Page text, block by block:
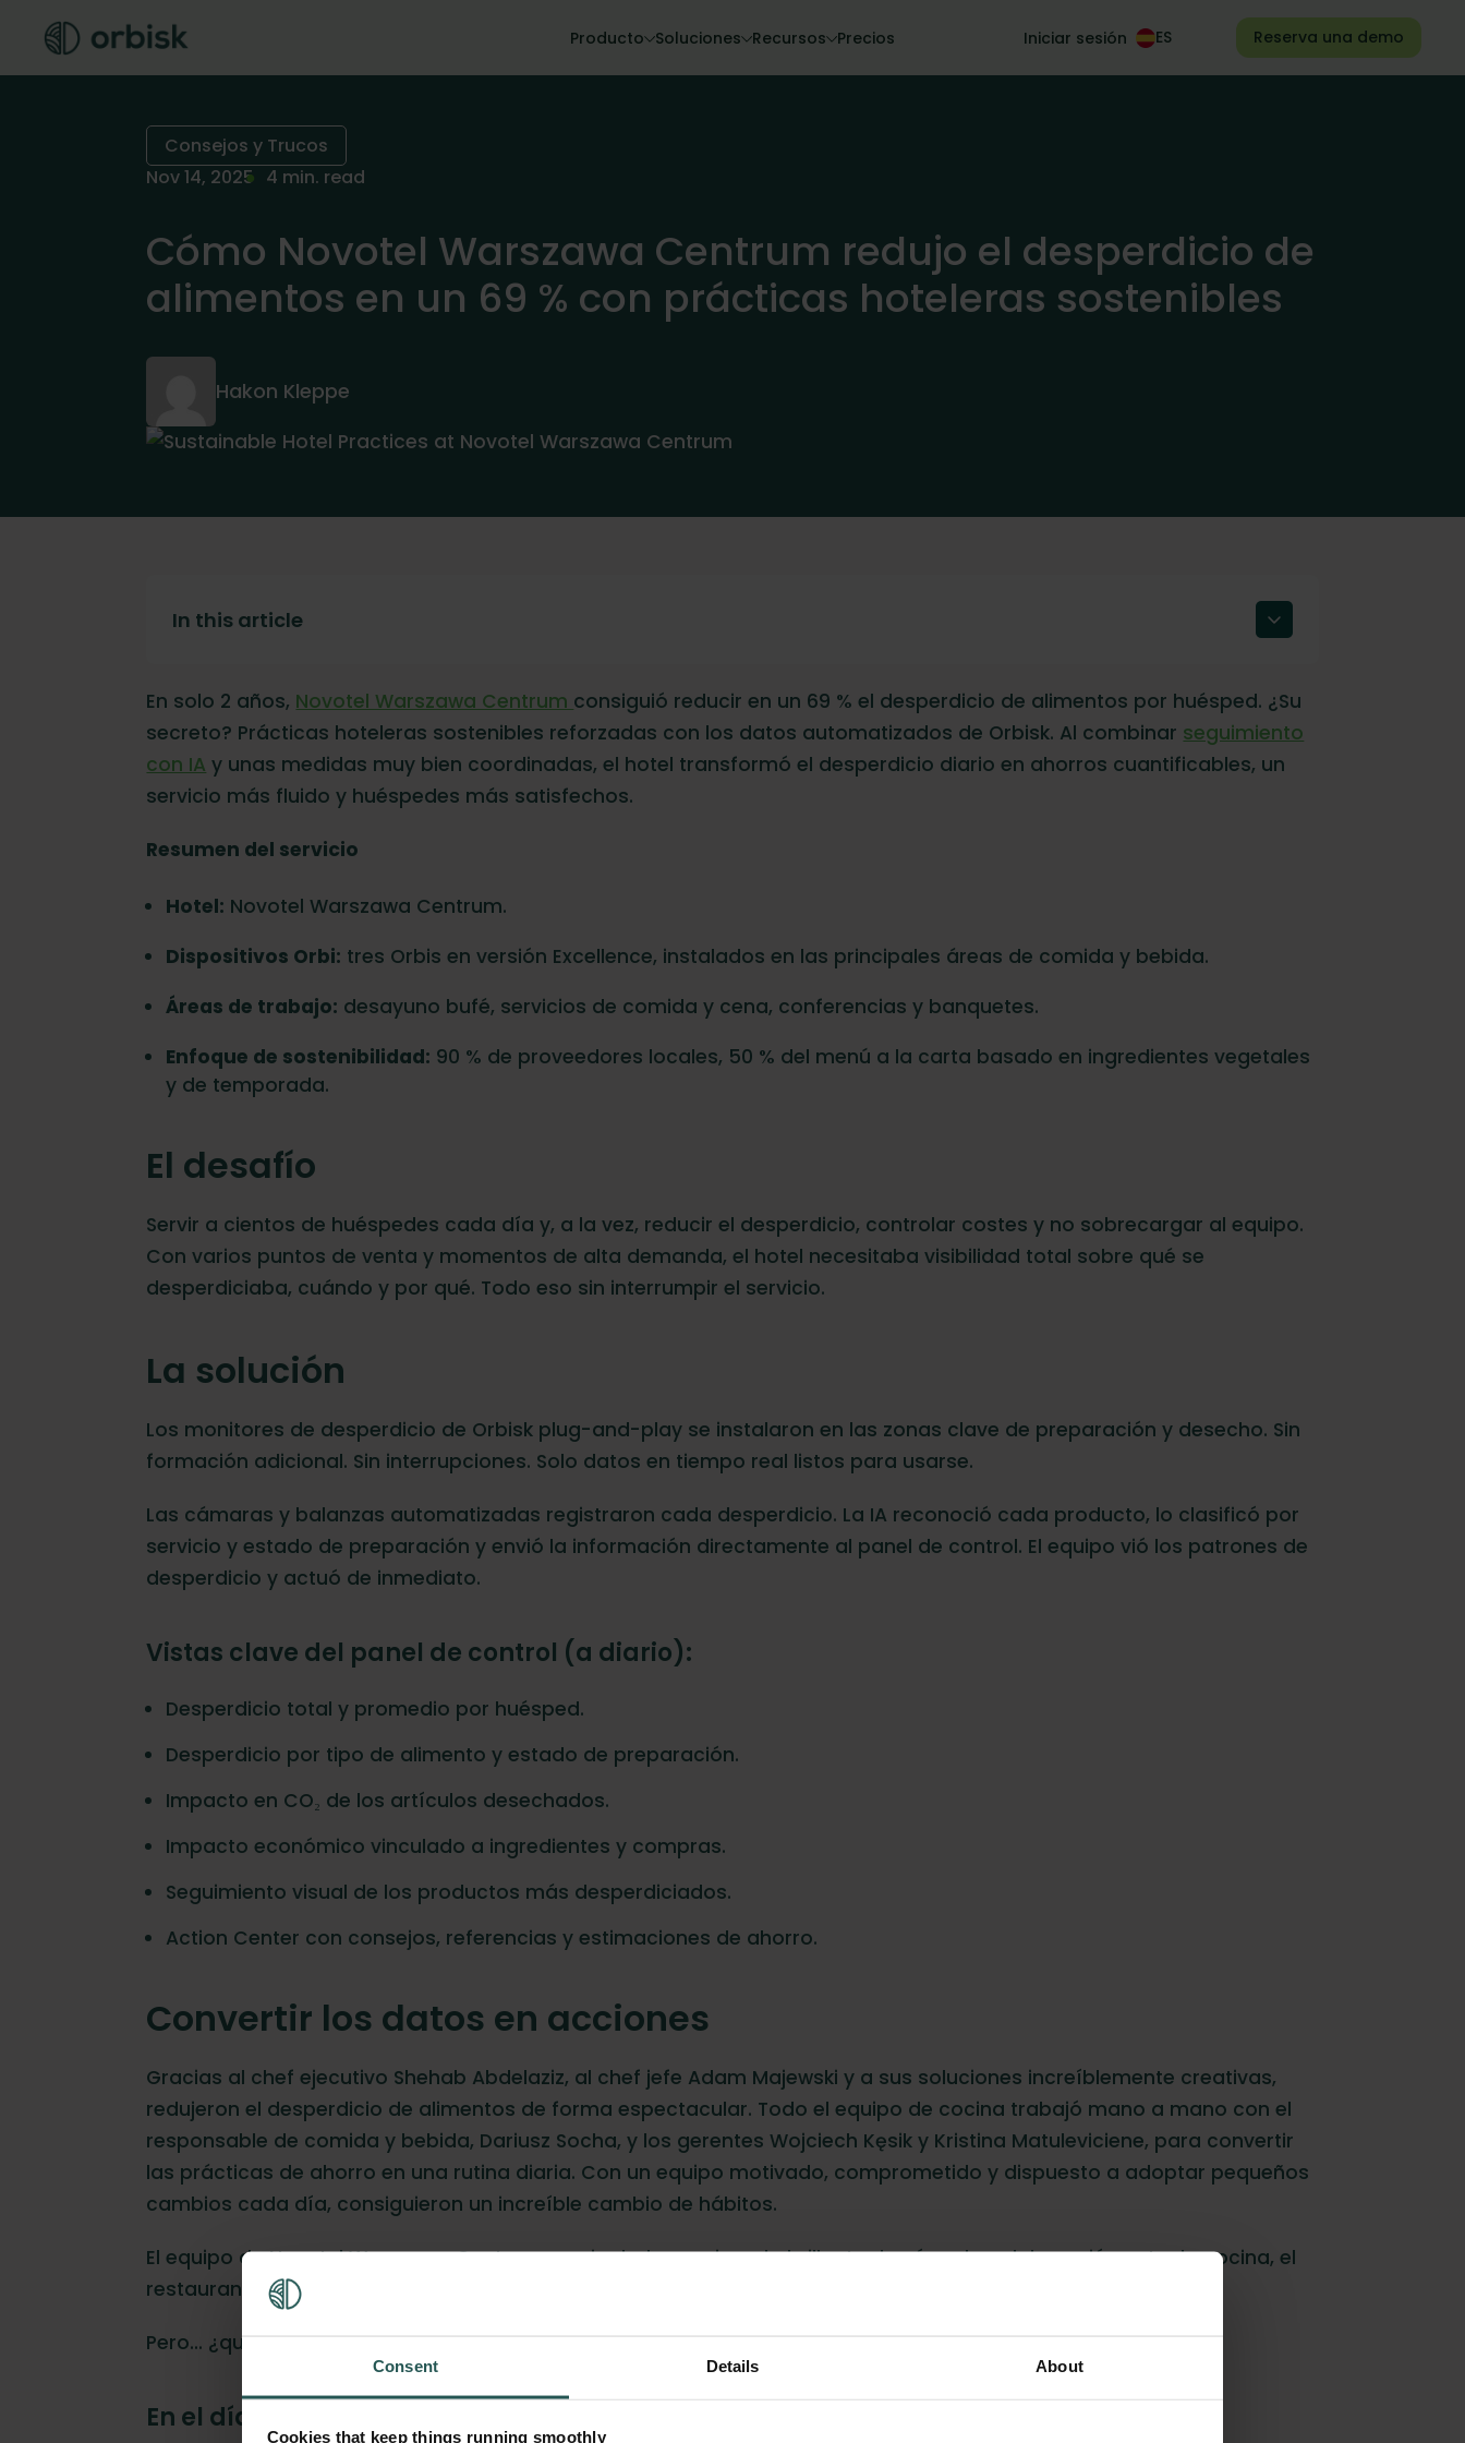
Consent Details About
Cookies that keep things running smoothly
Producto Soluciones Recursos Precios Iniciar sesión Reserva una demo
Consejos y Trucos
Nov 14, 2025 4 min. read
Cómo Novotel Warszawa Centrum redujo el desperdicio de
alimentos en un 69 % con prácticas hoteleras sostenibles
Hakon Kleppe
In this article
La solución
Convertir los datos en acciones
En solo 2 años, Novotel Warszawa Centrum consiguió reducir en un 69 % el desperdicio de alimentos por huésped. ¿Su
secreto? Prácticas hoteleras sostenibles reforzadas con los datos automatizados de Orbisk. Al combinar seguimiento
con IA y unas medidas muy bien coordinadas, el hotel transformó el desperdicio diario en ahorros cuantificables, un
servicio más fluido y huéspedes más satisfechos.
Resumen del servicio
Hotel: Novotel Warszawa Centrum.
Dispositivos Orbi: tres Orbis en versión Excellence, instalados en las principales áreas de comida y bebida.
Áreas de trabajo: desayuno bufé, servicios de comida y cena, conferencias y banquetes.
Enfoque de sostenibilidad: 90 % de proveedores locales, 50 % del menú a la carta basado en ingredientes vegetales
y de temporada.
El desafío
Servir a cientos de huéspedes cada día y, a la vez, reducir el desperdicio, controlar costes y no sobrecargar al equipo.
Con varios puntos de venta y momentos de alta demanda, el hotel necesitaba visibilidad total sobre qué se
desperdiciaba, cuándo y por qué. Todo eso sin interrumpir el servicio.
La solución
Los monitores de desperdicio de Orbisk plug-and-play se instalaron en las zonas clave de preparación y desecho. Sin
formación adicional. Sin interrupciones. Solo datos en tiempo real listos para usarse.
Las cámaras y balanzas automatizadas registraron cada desperdicio. La IA reconoció cada producto, lo clasificó por
servicio y estado de preparación y envió la información directamente al panel de control. El equipo vió los patrones de
desperdicio y actuó de inmediato.
Vistas clave del panel de control (a diario):
Desperdicio total y promedio por huésped.
Desperdicio por tipo de alimento y estado de preparación.
Impacto en CO₂ de los artículos desechados.
Impacto económico vinculado a ingredientes y compras.
Seguimiento visual de los productos más desperdiciados.
Action Center con consejos, referencias y estimaciones de ahorro.
Convertir los datos en acciones
Gracias al chef ejecutivo Shehab Abdelaziz, al chef jefe Adam Majewski y a sus soluciones increíblemente creativas,
redujeron el desperdicio de alimentos de forma espectacular. Todo el equipo de cocina trabajó mano a mano con el
responsable de comida y bebida, Dariusz Socha, y los gerentes Wojciech Kęsik y Kristina Matuleviciene, para convertir
las prácticas de ahorro en una rutina diaria. Con un equipo motivado, comprometido y dispuesto a adoptar pequeños
cambios cada día, consiguieron un increíble cambio de hábitos.
El equipo de Novotel Warszawa Centrum es, sin duda, un ejemplo brillante de cómo la colaboración entre la cocina, el
restaurante y la administración puede reducir el desperdicio y crear un
Pero… ¿qué cambios operativos hicieron realmente?
En el día a día, llevaron a cabo las siguientes medidas: